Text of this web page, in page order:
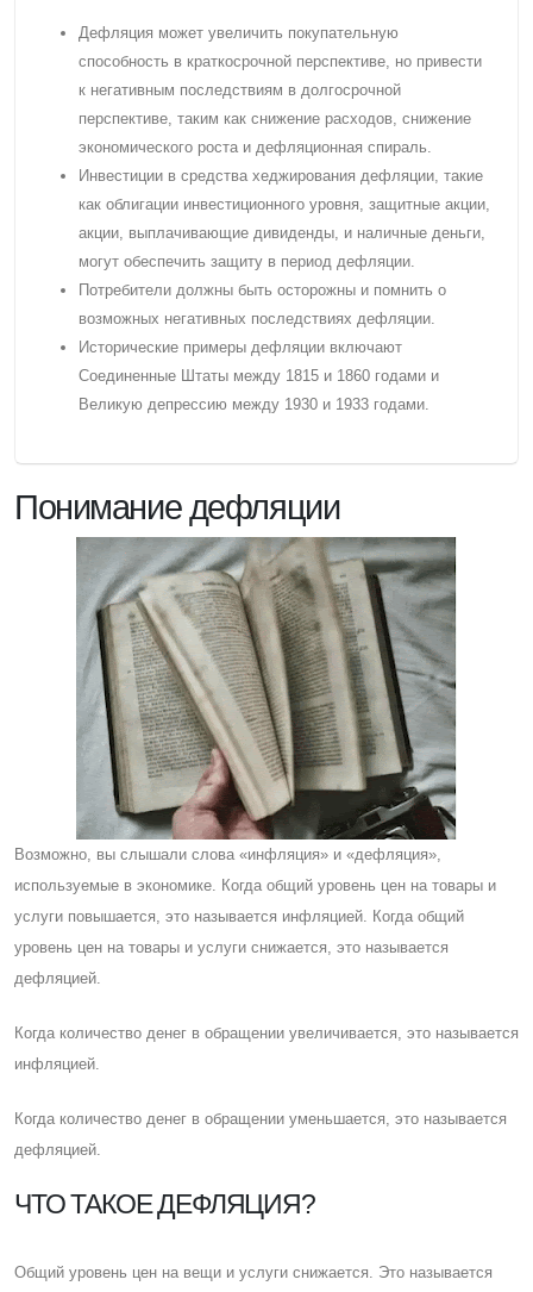
Дефляция может увеличить покупательную
способность в краткосрочной перспективе, но привести
к негативным последствиям в долгосрочной
перспективе, таким как снижение расходов, снижение
экономического роста и дефляционная спираль.
Инвестиции в средства хеджирования дефляции, такие
как облигации инвестиционного уровня, защитные акции,
акции, выплачивающие дивиденды, и наличные деньги,
могут обеспечить защиту в период дефляции.
Потребители должны быть осторожны и помнить о
возможных негативных последствиях дефляции.
Исторические примеры дефляции включают
Cоединенные Штаты между 1815 и 1860 годами и
Великую депрессию между 1930 и 1933 годами.
Понимание дефляции
Возможно, вы слышали слова «инфляция» и «дефляция»,
используемые в экономике. Когда общий уровень цен на товары и
услуги повышается, это называется инфляцией. Когда общий
уровень цен на товары и услуги снижается, это называется
дефляцией.
Когда количество денег в обращении увеличивается, это называется
инфляцией.
Когда количество денег в обращении уменьшается, это называется
дефляцией.
ЧТО ТАКОЕ ДЕФЛЯЦИЯ?
Общий уровень цен на вещи и услуги снижается. Это называется